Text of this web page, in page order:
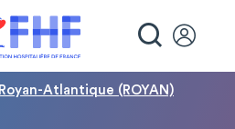
Atlantique (ROYAN)
cookies